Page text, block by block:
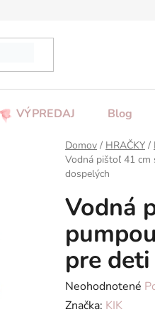
VÝPREDAJ Blog
Domov / HRAČKY /
Vodná pištoľ 41 cm
dospelých
Vodná
pre
Priemerné
hodnotenie
Neohodnotené
Značka: KIK